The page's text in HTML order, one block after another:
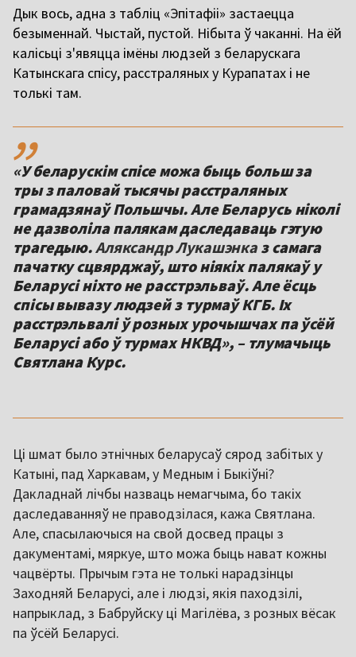
Дык вось, адна з табліц «Эпітафіі» застаецца
безыменнай. Чыстай, пустой. Нібыта ў чаканні. На ёй
калісьці з'явяцца імёны людзей з беларускага
Катынскага спісу, расстраляных у Курапатах і не
толькі там.
,,
«У беларускім спісе можа быць больш за
тры з паловай тысячы расстраляных
грамадзянаў Польшчы. Але Беларусь ніколі
не дазволіла палякам даследаваць гэтую
трагедыю.Аляксандр Лукашэнка з самага
пачатку сцвярджаў, што ніякіх палякаў у
Беларусі ніхто не расстрэльваў. Але ёсць
спісы вывазу людзей з турмаў КГБ. Іх
расстрэльвалі ў розных урочышчах па ўсёй
Беларусі або ў турмах НКВД», – тлумачыць
Святлана Курс.
Ці шмат было этнічных беларусаў сярод забітых у
Катыні, пад Харкавам, у Медным і Быкіўні?
Дакладнай лічбы назваць немагчыма, бо такіх
даследаванняў не праводзілася, кажа Святлана.
Але, спасылаючыся на свой досвед працы з
дакументамі, мяркуе, што можа быць нават кожны
чацвёрты. Прычым гэта не толькі нарадзінцы
Заходняй Беларусі, але і людзі, якія паходзілі,
напрыклад, з Бабруйску ці Магілёва, з розных вёсак
па ўсёй Беларусі.